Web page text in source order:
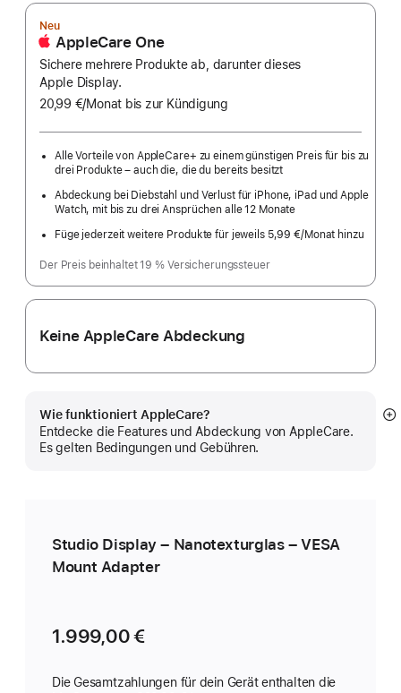
Neu
AppleCare One
Sichere mehrere Produkte ab, darunter dieses
Apple Display.
20,99 €/Monat pro
bis zur Kündigung
Alle Vorteile von AppleCare+ zu einem günstigen Preis für bis zu
drei Produkte – auch die, die du bereits besitzt
Abdeckung bei Diebstahl und Verlust für iPhone, iPad und Apple
Watch, mit bis zu drei Ansprüchen alle 12 Monate
Füge jederzeit weitere Produkte für jeweils 5,99 €/Monat hinzu
Der Preis beinhaltet 19 % Versicherungssteuer
Keine AppleCare Abdeckung
Wie funktioniert AppleCare?
Entdecke die Features und Abdeckung von AppleCare.
Es gelten Bedingungen und Gebühren.
Studio Display – Nanotexturglas – VESA
Mount Adapter
1.999,00 €
Die Gesamtzahlungen für dein Gerät enthalten die